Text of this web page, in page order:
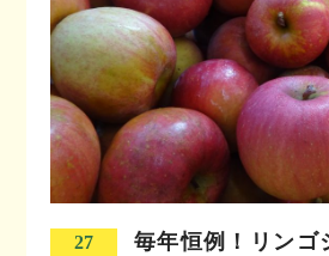
27 毎年恒例！リンゴ